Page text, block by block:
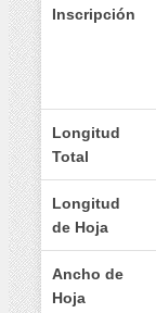
Inscripción
Longitud
Total
Longitud
de Hoja
Ancho de
Hoja